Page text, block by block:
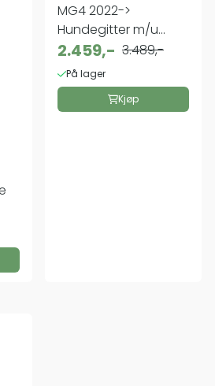
MG4 2022->
Hundegitter m/u
skillevegg
2.459,- 3.489,-
På lager
Kjøp